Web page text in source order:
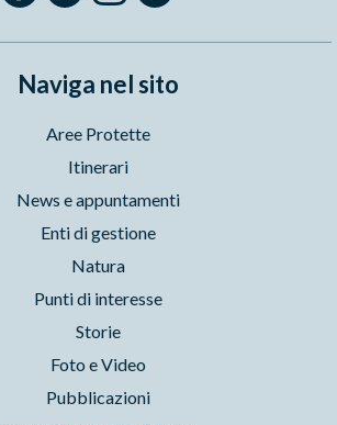
Naviga nel sito
Aree Protette
Itinerari
News e appuntamenti
Enti di gestione
Natura
Punti di interesse
Storie
Foto e Video
Pubblicazioni